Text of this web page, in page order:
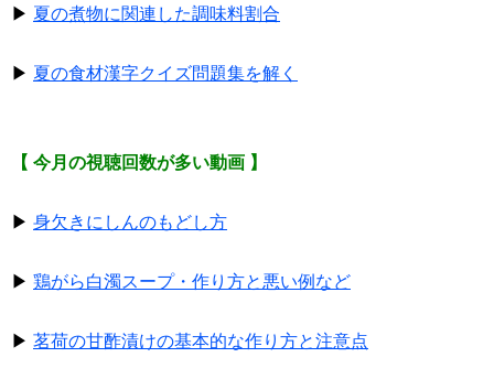
▶ 夏の煮物に関連した調味料割合
▶ 夏の食材漢字クイズ問題集を解く
【 今月の視聴回数が多い動画 】
▶ 身欠きにしんのもどし方
▶ 鶏がら白濁スープ・作り方と悪い例など
▶ 茗荷の甘酢漬けの基本的な作り方と注意点